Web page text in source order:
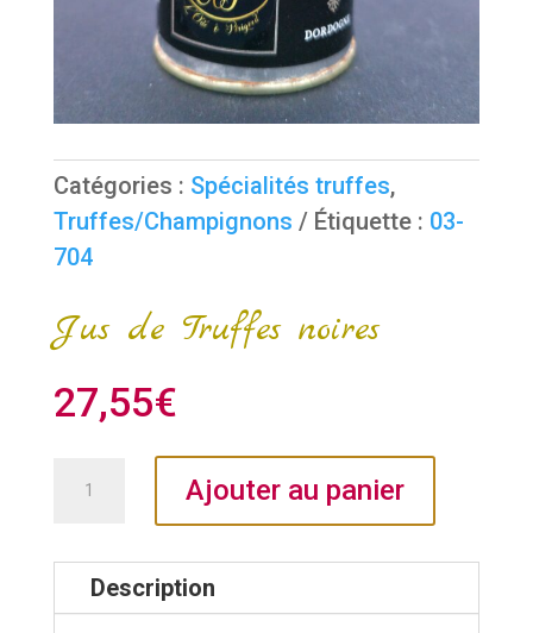
Catégories : Spécialités truffes,
Truffes/Champignons
Étiquette : 03-
704
Jus de Truffes noires
27,55€
Truffes
Ajouter au panier
Description